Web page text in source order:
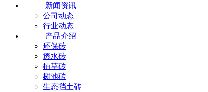
新闻资讯
公司动态
行业动态
产品介绍
环保砖
透水砖
植草砖
树池砖
生态挡土砖